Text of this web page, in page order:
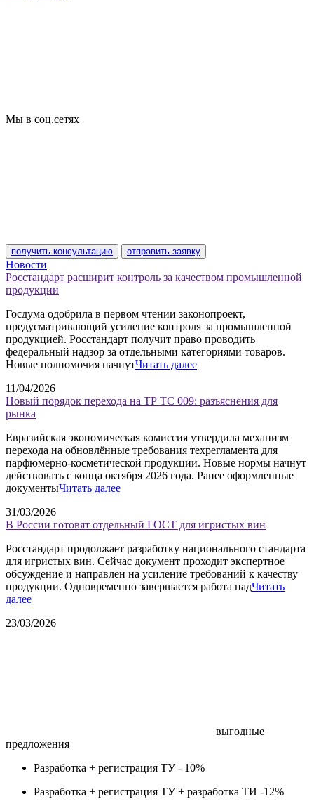
Мы в соц.сетях
получить консультацию отправить заявку
Новости
Росстандарт расширит контроль за качеством промышленной
продукции
Госдума одобрила в первом чтении законопроект,
предусматривающий усиление контроля за промышленной
продукцией. Росстандарт получит право проводить
федеральный надзор за отдельными категориями товаров.
Новые полномочия начнутЧитать далее
11/04/2026
Новый порядок перехода на ТР ТС 009: разъяснения для
рынка
Евразийская экономическая комиссия утвердила механизм
перехода на обновлённые требования техрегламента для
парфюмерно-косметической продукции. Новые нормы начнут
действовать с конца октября 2026 года. Ранее оформленные
документыЧитать далее
31/03/2026
В России готовят отдельный ГОСТ для игристых вин
Росстандарт продолжает разработку национального стандарта
для игристых вин. Сейчас документ проходит экспертное
обсуждение и направлен на усиление требований к качеству
продукции. Одновременно завершается работа надЧитать
далее
23/03/2026
выгодные
предложения
Разработка + регистрация ТУ - 10%
Разработка + регистрация ТУ + разработка ТИ -12%